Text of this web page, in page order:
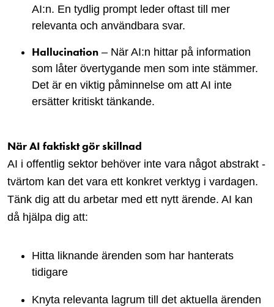
AI:n. En tydlig prompt leder oftast till mer
relevanta och användbara svar.
Hallucination – När AI:n hittar på information
som låter övertygande men som inte stämmer.
Det är en viktig påminnelse om att AI inte
ersätter kritiskt tänkande.
När AI faktiskt gör skillnad
AI i offentlig sektor behöver inte vara något abstrakt -
tvärtom kan det vara ett konkret verktyg i vardagen.
Tänk dig att du arbetar med ett nytt ärende. AI kan
då hjälpa dig att:
Hitta liknande ärenden som har hanterats
tidigare
Knyta relevanta lagrum till det aktuella ärenden